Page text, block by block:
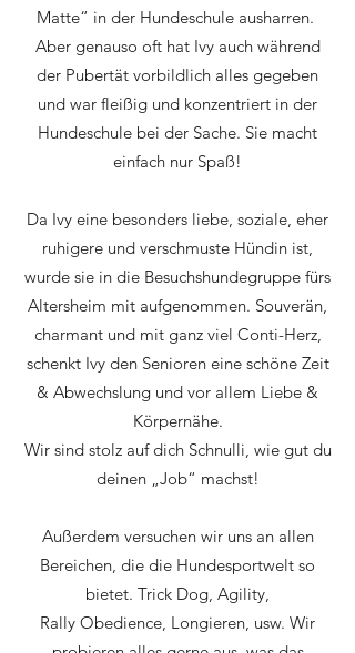
Matte“ in der Hundeschule ausharren.
Aber genauso oft hat Ivy auch während
der Pubertät vorbildlich alles gegeben
und war fleißig und konzentriert in der
Hundeschule bei der Sache. Sie macht
einfach nur Spaß!
Da Ivy eine besonders liebe, soziale, eher
ruhigere und verschmuste Hündin ist,
wurde sie in die Besuchshundegruppe fürs
Altersheim mit aufgenommen. Souverän,
charmant und mit ganz viel Conti-Herz,
schenkt Ivy den Senioren eine schöne Zeit
& Abwechslung und vor allem Liebe &
Körpernähe.
Wir sind stolz auf dich Schnulli, wie gut du
deinen „Job“ machst!
Außerdem versuchen wir uns an allen
Bereichen, die die Hundesportwelt so
bietet. Trick Dog, Agility,
Rally Obedience, Longieren, usw. Wir